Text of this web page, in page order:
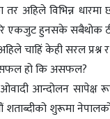
अहिले विभिन्न
हुनसके सबैथोक
चाहिं केही सरल प्रश्न
सफल हो कि असफल?
आन्दोलन
शुरूमा